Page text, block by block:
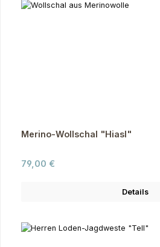
Merino-Wollschal "Hiasl"
Regulärer Preis:
79,00 €
Details